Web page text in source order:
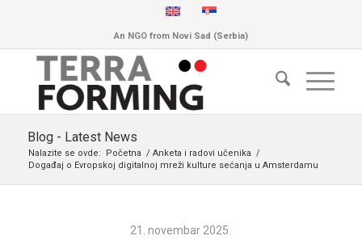
An NGO from Novi Sad (Serbia)
Blog - Latest News
Nalazite se ovde: Početna / Anketa i radovi učenika /
Događaj o Evropskoj digitalnoj mreži kulture sećanja u Amsterdamu
21. novembar 2025.